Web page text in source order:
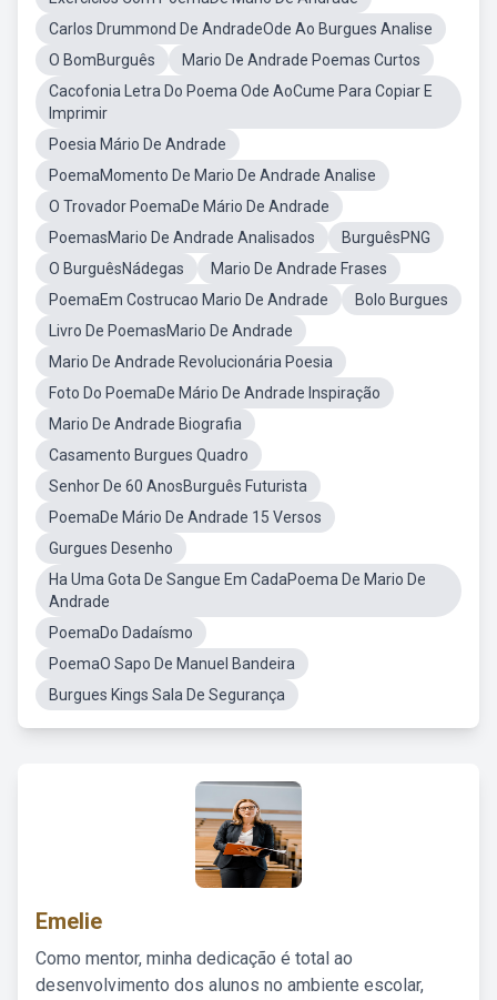
Carlos Drummond De AndradeOde Ao Burgues Analise
O BomBurguês
Mario De Andrade Poemas Curtos
Cacofonia Letra Do Poema Ode AoCume Para Copiar E
Imprimir
Poesia Mário De Andrade
PoemaMomento De Mario De Andrade Analise
O Trovador PoemaDe Mário De Andrade
PoemasMario De Andrade Analisados
BurguêsPNG
O BurguêsNádegas
Mario De Andrade Frases
PoemaEm Costrucao Mario De Andrade
Bolo Burgues
Livro De PoemasMario De Andrade
Mario De Andrade Revolucionária Poesia
Foto Do PoemaDe Mário De Andrade Inspiração
Mario De Andrade Biografia
Casamento Burgues Quadro
Senhor De 60 AnosBurguês Futurista
PoemaDe Mário De Andrade 15 Versos
Gurgues Desenho
Ha Uma Gota De Sangue Em CadaPoema De Mario De
Andrade
PoemaDo Dadaísmo
PoemaO Sapo De Manuel Bandeira
Burgues Kings Sala De Segurança
Emelie
Como mentor, minha dedicação é total ao
desenvolvimento dos alunos no ambiente escolar,